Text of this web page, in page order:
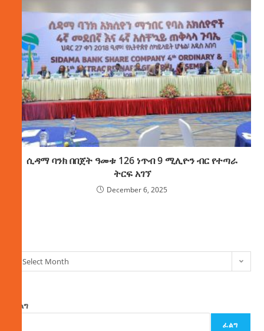
ሲዳማ ባንክ በበጀት ዓመቱ 126 ነጥብ 9 ሚሊዮን ብር የተጣራ
ትርፍ አገኘ
December 6, 2025
Select Month
ፈልግ
ፈልግ